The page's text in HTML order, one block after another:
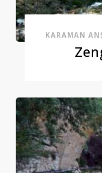
KARAMAN